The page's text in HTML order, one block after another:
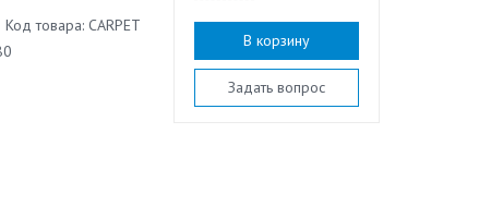
Код товара: CARPET
В корзину
Задать вопрос